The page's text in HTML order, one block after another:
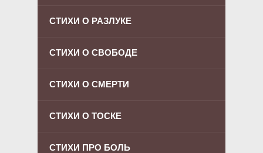
СТИХИ О РАЗЛУКЕ
СТИХИ О СВОБОДЕ
СТИХИ О СМЕРТИ
СТИХИ О ТОСКЕ
СТИХИ ПРО БОЛЬ